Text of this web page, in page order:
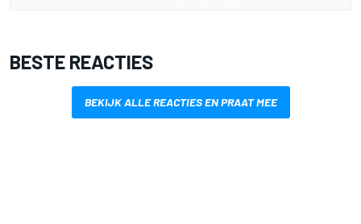
BESTE REACTIES
BEKIJK ALLE REACTIES EN PRAAT MEE